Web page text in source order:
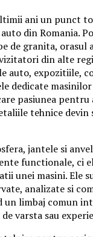
ani un punct
din Romania.
de granita, orasul
din alte
auto, expozitiile,
dedicate
pasiunea
tehnice devin
jantele si
functionale, ci
unei masini. Ele
analizate si
un limbaj comun
varsta sau